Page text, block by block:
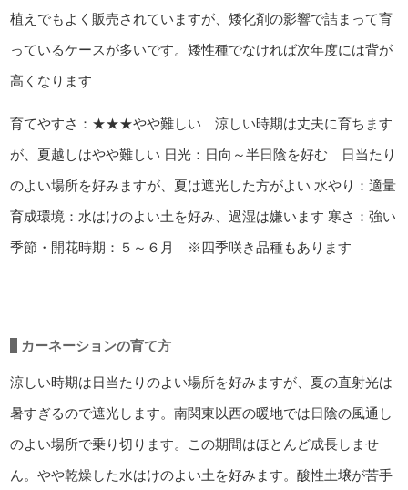
植えでもよく販売されていますが、矮化剤の影響で詰まって育
っているケースが多いです。矮性種でなければ次年度には背が
高くなります
育てやすさ：★★★やや難しい 涼しい時期は丈夫に育ちます
が、夏越しはやや難しい 日光：日向～半日陰を好む 日当たり
のよい場所を好みますが、夏は遮光した方がよい 水やり：適量
育成環境：水はけのよい土を好み、過湿は嫌います 寒さ：強い
季節・開花時期：５～６月 ※四季咲き品種もあります
カーネーションの育て方
涼しい時期は日当たりのよい場所を好みますが、夏の直射光は
暑すぎるので遮光します。南関東以西の暖地では日陰の風通し
のよい場所で乗り切ります。この期間はほとんど成長しませ
ん。やや乾燥した水はけのよい土を好みます。酸性土壌が苦手